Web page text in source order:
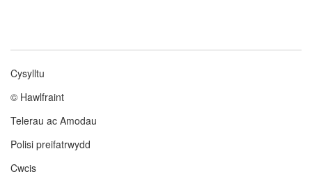
Footer
Cysylltu
© Hawlfraint
Telerau ac Amodau
Polisi preifatrwydd
Cwcis